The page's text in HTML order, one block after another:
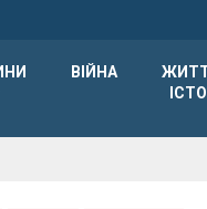
ВІЙНА